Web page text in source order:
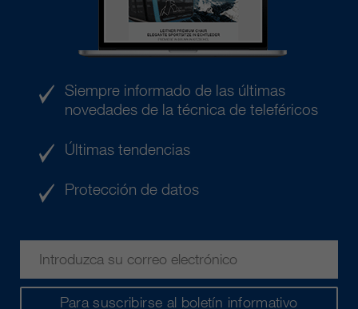
Para suscribirse al boletín informativo
Siempre informado de las últimas
novedades de la técnica de teleféricos
Últimas tendencias
Protección de datos